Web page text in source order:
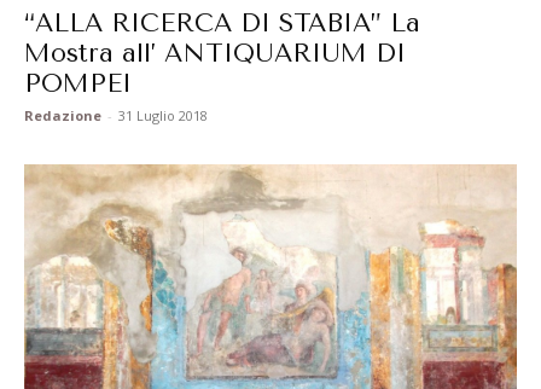
“ALLA RICERCA DI STABIA” La
Mostra all’ ANTIQUARIUM DI
POMPEI
Redazione - 31 Luglio 2018